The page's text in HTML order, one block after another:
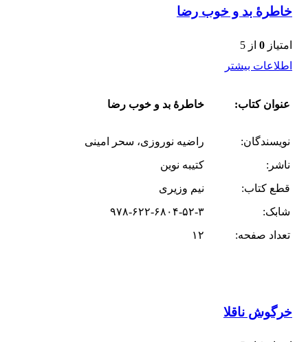
خاطرۀ بد و خوب رضا
امتیاز 0 از 5
اطلاعات بیشتر
عنوان کتاب: خاطرۀ بد و خوب رضا
نویسندگان:
راضیه نوروزی، سحر امینی
ناشر:
کتیبه نوین
قطع کتاب:
نیم وزیری
شابک:
۹۷۸-۶۲۲-۶۸۰۴-۵۲-۳
تعداد صفحه:
۱۲
خرگوش ناقلا